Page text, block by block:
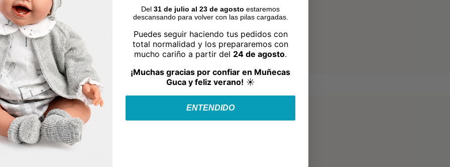
Del 31 de julio al 23 de agosto estaremos
descansando para volver con las pilas cargadas.
Puedes seguir haciendo tus pedidos con
total normalidad y los prepararemos con
mucho cariño a partir del 24 de agosto.
¡Muchas gracias por confiar en Muñecas
Guca y feliz verano! ☀️
ENTENDIDO